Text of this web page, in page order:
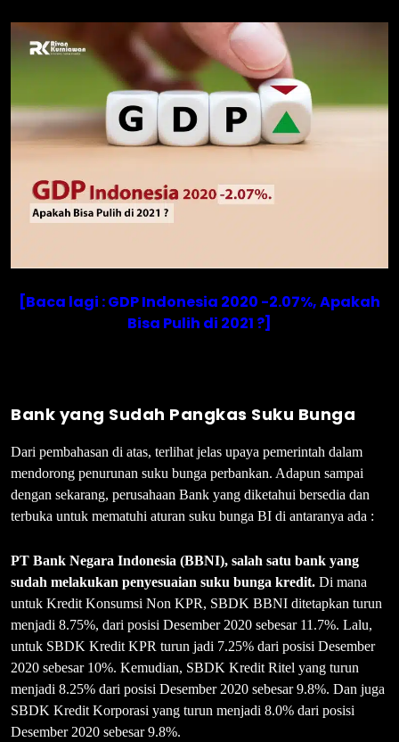
[Baca lagi : GDP Indonesia 2020 -2.07%, Apakah
Bisa Pulih di 2021 ?]
Bank yang Sudah Pangkas Suku Bunga
Dari pembahasan di atas, terlihat jelas upaya pemerintah dalam
mendorong penurunan suku bunga perbankan. Adapun sampai
dengan sekarang, perusahaan Bank yang diketahui bersedia dan
terbuka untuk mematuhi aturan suku bunga BI di antaranya ada :
PT Bank Negara Indonesia (BBNI), salah satu bank yang
sudah melakukan penyesuaian suku bunga kredit. Di mana
untuk Kredit Konsumsi Non KPR, SBDK BBNI ditetapkan turun
menjadi 8.75%, dari posisi Desember 2020 sebesar 11.7%. Lalu,
untuk SBDK Kredit KPR turun jadi 7.25% dari posisi Desember
2020 sebesar 10%. Kemudian, SBDK Kredit Ritel yang turun
menjadi 8.25% dari posisi Desember 2020 sebesar 9.8%. Dan juga
SBDK Kredit Korporasi yang turun menjadi 8.0% dari posisi
Desember 2020 sebesar 9.8%.